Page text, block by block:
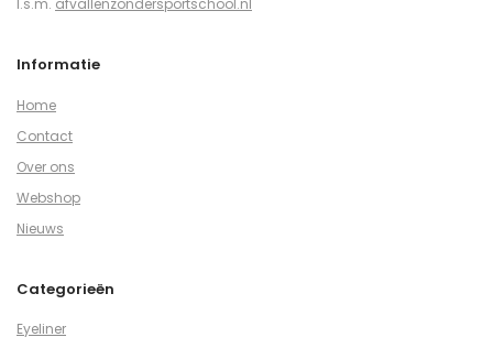
I.s.m. afvallenzondersportschool.nl
Informatie
Home
Contact
Over ons
Webshop
Nieuws
Categorieën
Eyeliner